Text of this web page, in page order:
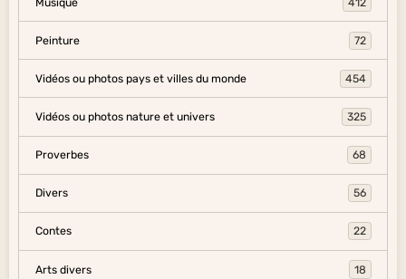
Peinture 72
Vidéos ou photos pays et villes du monde 454
Vidéos ou photos nature et univers 325
Proverbes 68
Divers 56
Contes 22
Arts divers 18